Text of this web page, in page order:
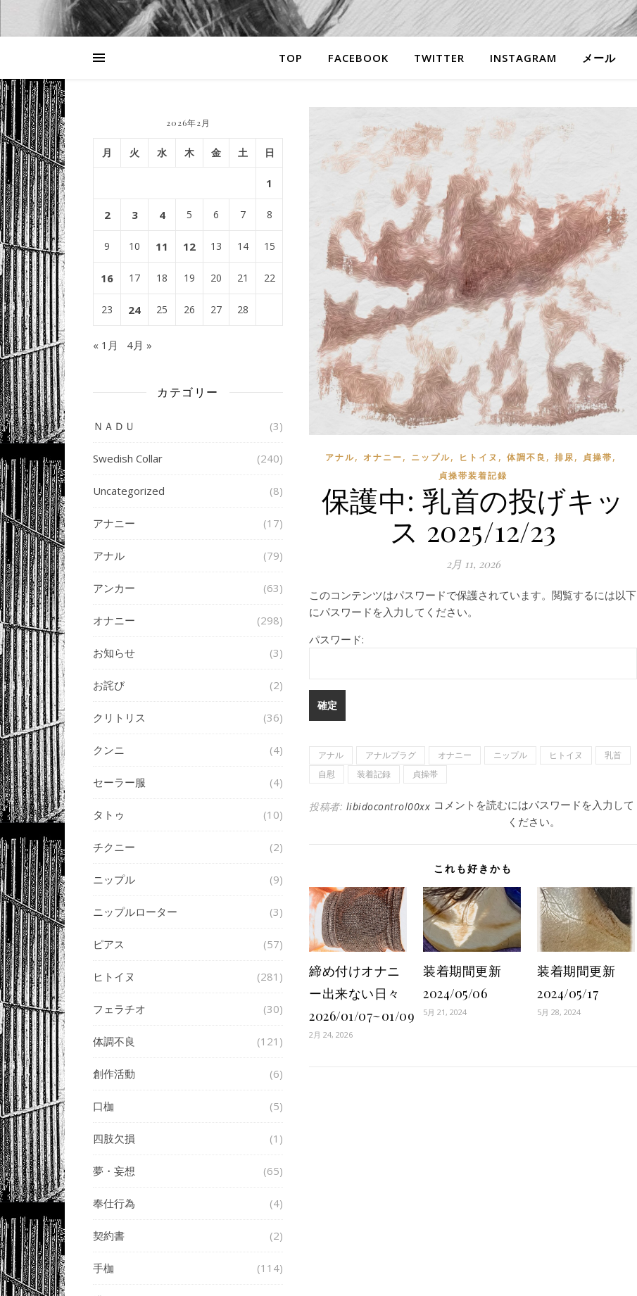
TOP FACEBOOK TWITTER INSTAGRAM メール
2026年2月
月 火 水 木 金 土 日
1
2 3 4 5 6 7 8
9 10 11 12 13 14 15
16 17 18 19 20 21 22
23 24 25 26 27 28
« 1月 4月 »
カテゴリー
ＮＡＤＵ (3)
Swedish Collar (240)
Uncategorized (8)
アナニー (17)
アナル (79)
アンカー (63)
オナニー (298)
お知らせ (3)
お詫び (2)
クリトリス (36)
クンニ (4)
セーラー服 (4)
タトゥ (10)
チクニー (2)
ニップル (9)
ニップルローター (3)
ピアス (57)
ヒトイヌ (281)
フェラチオ (30)
体調不良 (121)
創作活動 (6)
口枷 (5)
四肢欠損 (1)
夢・妄想 (65)
奉仕行為 (4)
契約書 (2)
手枷 (114)
アナル, オナニー, ニップル, ヒトイヌ , 体調不良 , 排尿, 貞操帯,
貞操帯装着記録
保護中: 乳首の投げキッ
ス 2025/12/23
2月 11, 2026
このコンテンツはパスワードで保護されています。閲覧するには以下
にパスワードを入力してください。
パスワード:
アナル アナルプラグ オナニー ニップル ヒトイヌ
乳首
自慰
装着記録 貞操帯
投稿者: libidocontrol00xx コメントを読むにはパスワードを入力して
ください。
これも好きかも
締め付けオナニ
ー出来ない日々
2026/01/07~01/09
2月 24, 2026
装着期間更新
2024/05/06
5月 21, 2024
装着期間更新
2024/05/17
5月 28, 2024